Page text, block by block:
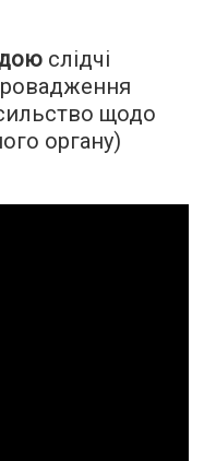
слідчі
щодо
органу)